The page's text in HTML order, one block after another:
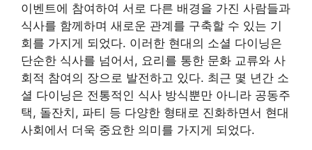
이벤트에 참여하여 서로 다른 배경을 가진 사람들과
식사를 함께하며 새로운 관계를 구축할 수 있는 기
회를 가지게 되었다. 이러한 현대의 소셜 다이닝은
단순한 식사를 넘어서, 요리를 통한 문화 교류와 사
회적 참여의 장으로 발전하고 있다. 최근 몇 년간 소
셜 다이닝은 전통적인 식사 방식뿐만 아니라 공동주
택, 돌잔치, 파티 등 다양한 형태로 진화하면서 현대
사회에서 더욱 중요한 의미를 가지게 되었다.